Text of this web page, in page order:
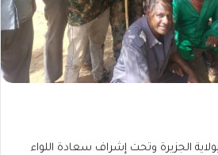
الجزيرة وتحت إشراف سعادة اللواء